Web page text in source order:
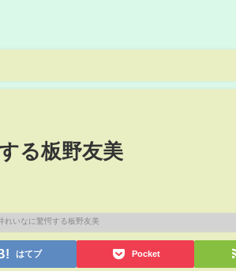
る板野友美
はてブ Pocket